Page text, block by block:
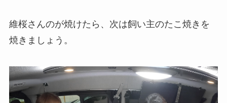
維桜さんのが焼けたら、次は飼い主のたこ焼きを
焼きましょう。